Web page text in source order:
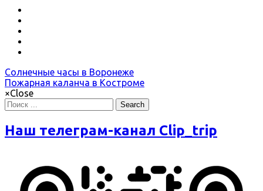
Солнечные часы в Воронеже
Пожарная каланча в Костроме
×Close
Search
Наш телеграм-канал Clip_trip